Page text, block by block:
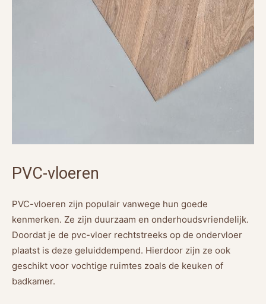
PVC-vloeren
PVC-vloeren zijn populair vanwege hun goede
kenmerken. Ze zijn duurzaam en onderhoudsvriendelijk.
Doordat je de pvc-vloer rechtstreeks op de ondervloer
plaatst is deze geluiddempend. Hierdoor zijn ze ook
geschikt voor vochtige ruimtes zoals de keuken of
badkamer.